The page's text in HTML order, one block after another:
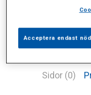
Sidor (0)
Acceptera endast